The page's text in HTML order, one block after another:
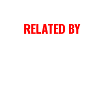
RELATED BY